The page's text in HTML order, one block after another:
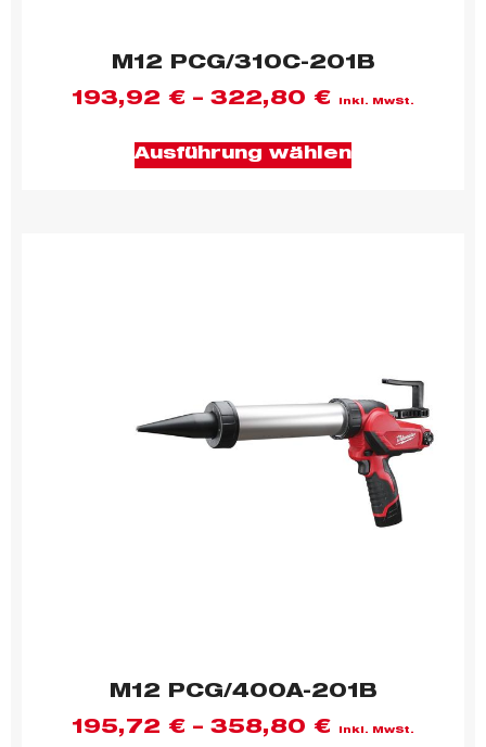
M12 PCG/310C-201B
193,92 € – 322,80 € inkl. MwSt.
Ausführung wählen
M12 PCG/400A-201B
195,72 € – 358,80 € inkl. MwSt.